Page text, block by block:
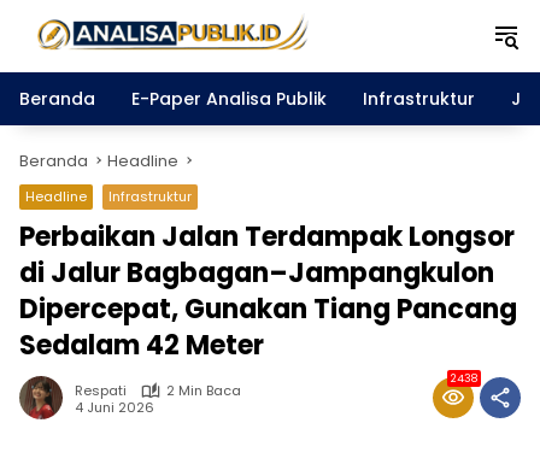
Beranda
E-Paper Analisa Publik Infrastruktur
Beranda Headline
Headline Infrastruktur
Perbaikan Jalan Terdampak Longsor
di Jalur Bagbagan–Jampangkulon
Dipercepat, Gunakan Tiang Pancang
Sedalam 42 Meter
Respati
2 Min Baca
4 Juni 2026
2438